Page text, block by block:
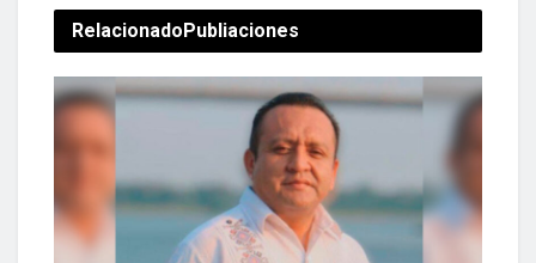
Relacionado Publiaciones